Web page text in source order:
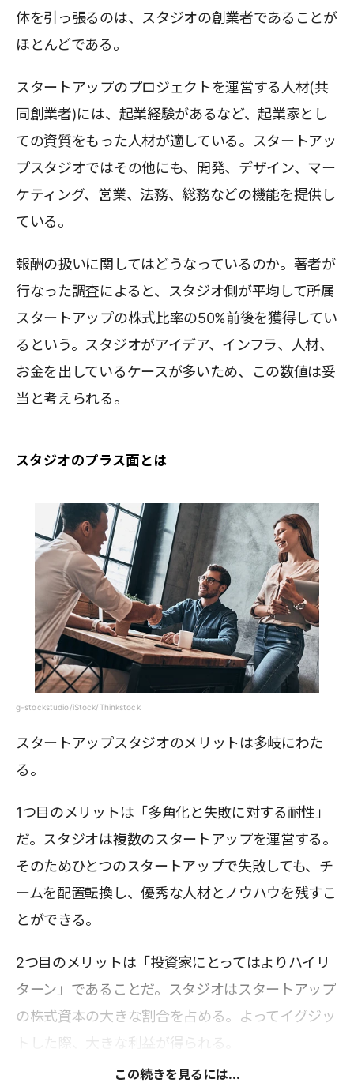
体を引っ張るのは、スタジオの創業者であることが
ほとんどである。
スタートアップのプロジェクトを運営する人材(共
同創業者)には、起業経験があるなど、起業家とし
ての資質をもった人材が適している。スタートアッ
プスタジオではその他にも、開発、デザイン、マー
ケティング、営業、法務、総務などの機能を提供し
ている。
報酬の扱いに関してはどうなっているのか。著者が
行なった調査によると、スタジオ側が平均して所属
スタートアップの株式比率の50%前後を獲得してい
るという。スタジオがアイデア、インフラ、人材、
お金を出しているケースが多いため、この数値は妥
当と考えられる。
スタジオのプラス面とは
g-stockstudio/iStock/Thinkstock
スタートアップスタジオのメリットは多岐にわた
る。
1つ目のメリットは「多角化と失敗に対する耐性」
だ。スタジオは複数のスタートアップを運営する。
そのためひとつのスタートアップで失敗しても、チ
ームを配置転換し、優秀な人材とノウハウを残すこ
とができる。
2つ目のメリットは「投資家にとってはよりハイリ
ターン」であることだ。スタジオはスタートアップ
の株式資本の大きな割合を占める。よってイグジッ
トした際、大きな利益が得られる。
この続きを見るには...